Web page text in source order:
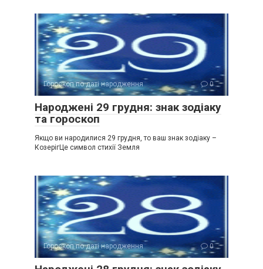
Гороскоп по даті народження 0
Народжені 29 грудня: знак зодіаку
та гороскоп
Якщо ви народилися 29 грудня, то ваш знак зодіаку –
КозерігЦе символ стихії Земля
Гороскоп по даті народження 0